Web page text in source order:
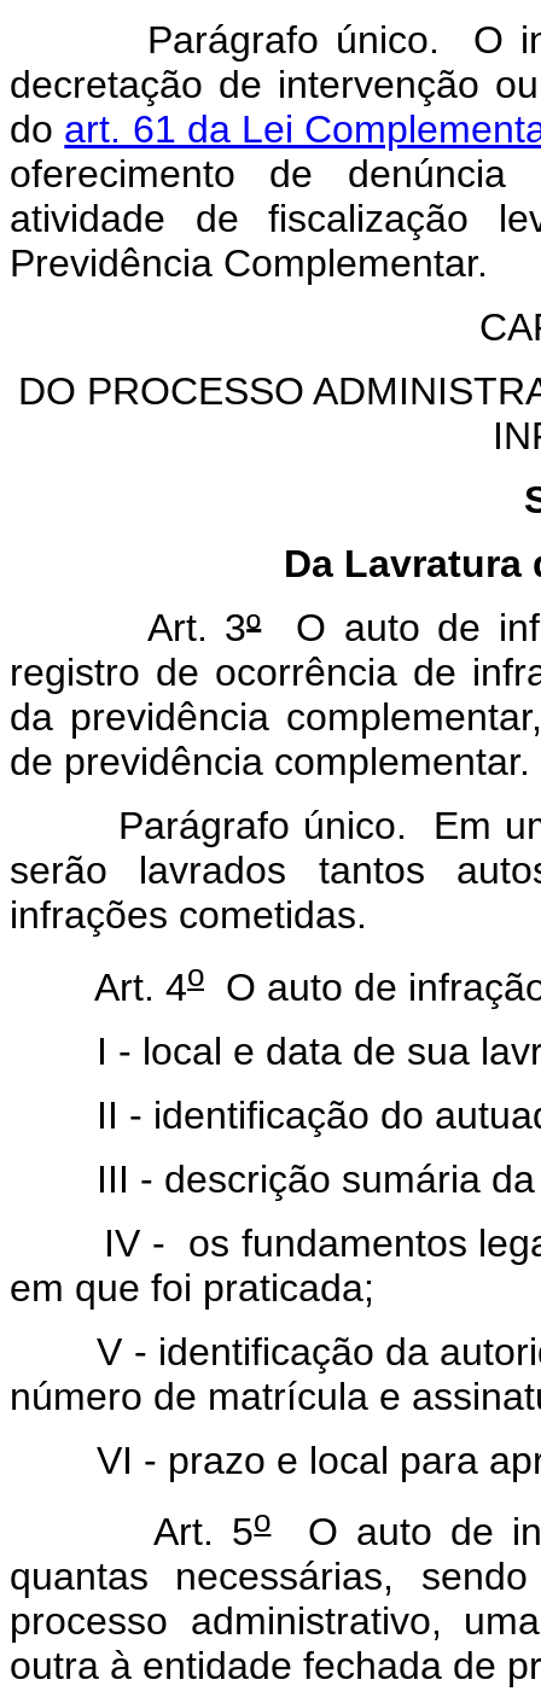
Parágrafo único. O
decretação de intervenção
do art. 61 da Lei
oferecimento de
atividade de fiscalização
Previdência Complementar.
DO PROCESSO
Da Lavratura
Art. 3ºO auto de
registro de ocorrência de
da previdência
de previdência complementar.
Parágrafo único. Em
serão lavrados tantos
infrações cometidas.
Art. 4o O auto de
I - local e data de sua
II - identificação do
III - descrição sumária da
IV - os fundamentos
em que foi praticada;
V - identificação da
número de matrícula e
VI - prazo e local para
Art. 5oO auto de
quantas necessárias,
processo administrativo,
outra à entidade fechada de